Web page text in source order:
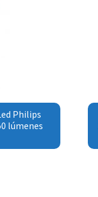
Philips
lúmenes